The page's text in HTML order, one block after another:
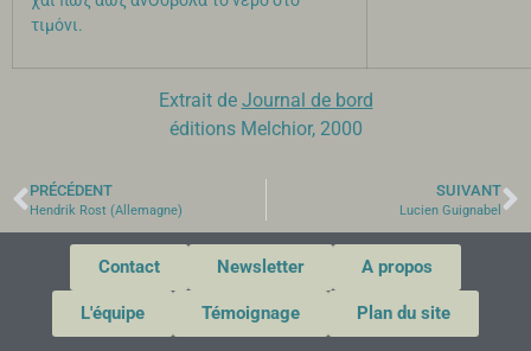
τιμόνι.
Extrait de Journal de bord
éditions Melchior, 2000
PRÉCÉDENT
Hendrik Rost (Allemagne)
SUIVANT
Lucien Guignabel
Contact Newsletter A propos
L'équipe Témoignage Plan du site